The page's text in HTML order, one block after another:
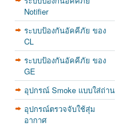
Notifier
ระบบป้องกันอัคคีภัย ของ
CL
ระบบป้องกันอัคคีภัย ของ
GE
อุปกรณ์ Smoke แบบใส่ถ่าน
อุปกรณ์ตรวจจับใช้สุ่ม
อากาศ